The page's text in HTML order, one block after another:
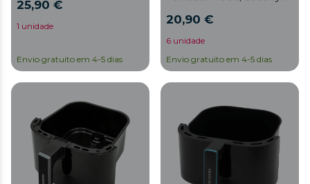
25,90 €
1 unidade
Envio gratuito em 4-5 dias
4000/Cecofry Fantastik
Window 4000
20,90 €
6 unidade
Envio gratuito em 4-5 dias